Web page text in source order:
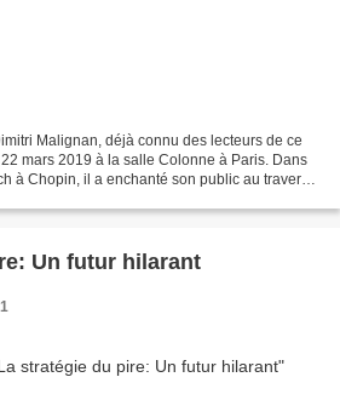
Malignan, déjà connu des lecteurs de ce
mars 2019 à la salle Colonne à Paris. Dans
à Chopin, il a enchanté son public au travers
Un futur hilarant